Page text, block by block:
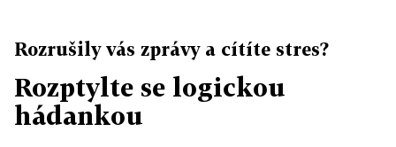
Rozrušily vás zprávy a cítíte stres?
Rozptylte se logickou
hádankou